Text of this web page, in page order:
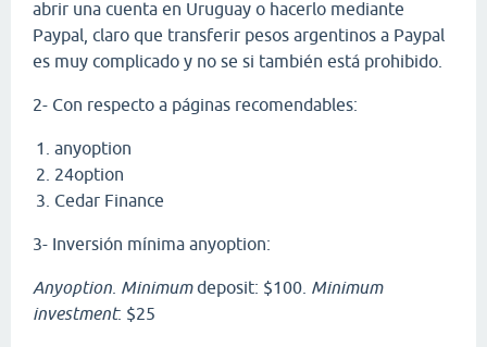
abrir una cuenta en Uruguay o hacerlo mediante
Paypal, claro que transferir pesos argentinos a Paypal
es muy complicado y no se si también está prohibido.
2- Con respecto a páginas recomendables:
anyoption
24option
Cedar Finance
3- Inversión mínima anyoption:
Anyoption Minimumdeposit: $100. Minimum
investment: $25